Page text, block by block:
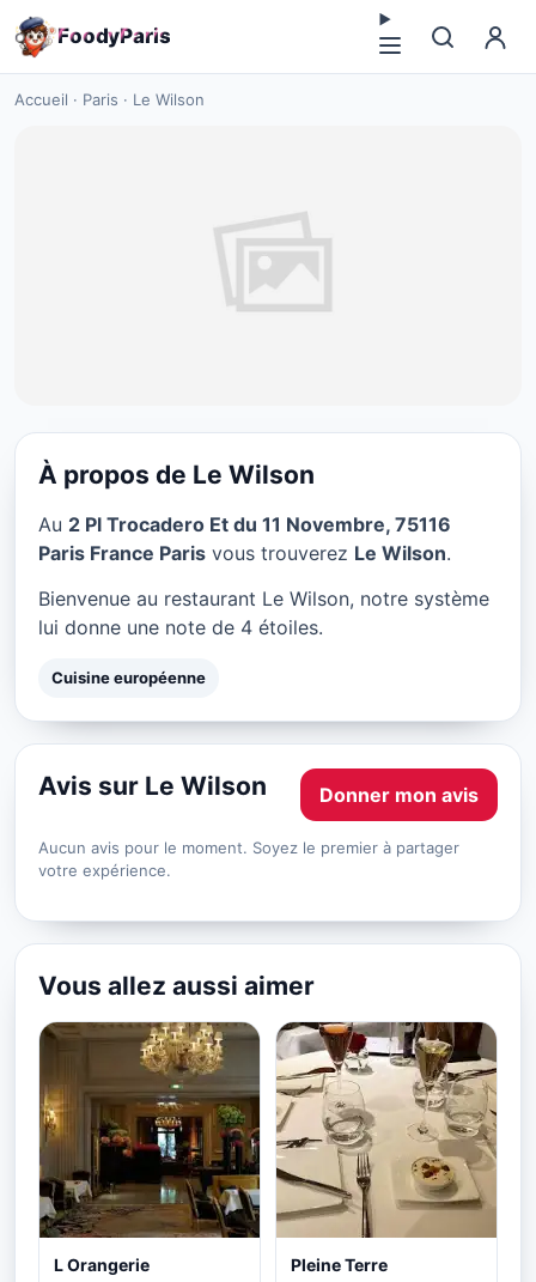
FoodyParis
Accueil · Paris · Le Wilson
Le Wilson à Paris
À propos de Le Wilson
Au 2 Pl Trocadero Et du 11 Novembre, 75116
Paris France Paris vous trouverez Le Wilson.
Bienvenue au restaurant Le Wilson, notre système
lui donne une note de 4 étoiles.
Cuisine européenne
Avis sur Le Wilson Donner mon avis
Aucun avis pour le moment. Soyez le premier à partager
votre expérience.
Vous allez aussi aimer
L Orangerie Pleine Terre